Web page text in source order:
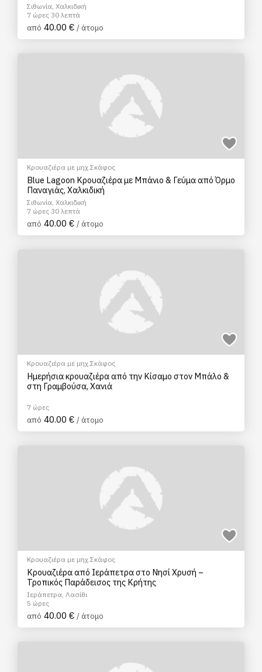
Σιθωνία, Χαλκιδική
7 ώρες 30 λεπτά
από 40.00 € / άτομο
Κρουαζιέρα με μηχ.Σκάφος
Blue Lagoon Κρουαζιέρα με Μπάνιο & Γεύμα από Όρμο
Παναγιάς, Χαλκιδική
Σιθωνία, Χαλκιδική
7 ώρες 30 λεπτά
από 40.00 € / άτομο
Κρουαζιέρα με μηχ.Σκάφος
Ημερήσια κρουαζιέρα από την Κίσαμο στον Μπάλο &
στη Γραμβούσα, Χανιά
7 ώρες
από 40.00 € / άτομο
Κρουαζιέρα με μηχ.Σκάφος
Κρουαζιέρα από Ιεράπετρα στο Νησί Χρυσή –
Τροπικός Παράδεισος της Κρήτης
Ιεράπετρα, Λασίθι
5 ώρες
από 40.00 € / άτομο